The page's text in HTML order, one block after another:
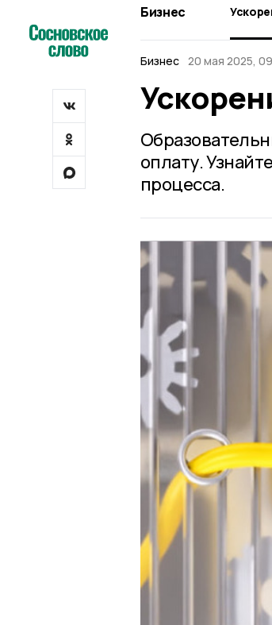
Бизнес
Бизнес 20 мая 2025,
оплату.
процесса.